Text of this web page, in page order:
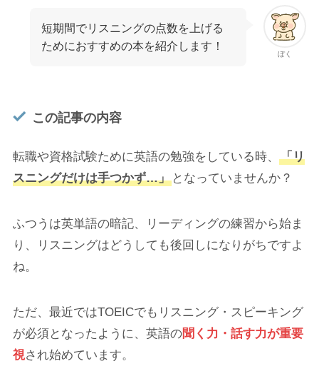
ぼく
短期間でリスニングの点数を上げる
ためにおすすめの本を紹介します！
この記事の内容
転職や資格試験ために英語の勉強をしている時、
「リ
スニングだけは手つかず…」となっていませんか？
ふつうは英単語の暗記、リーディングの練習から始ま
り、リスニングはどうしても後回しになりがちですよ
ね。
ただ、最近ではTOEICでもリスニング・スピーキング
が必須となったように、英語の聞く力・話す力が重要
視され始めています。